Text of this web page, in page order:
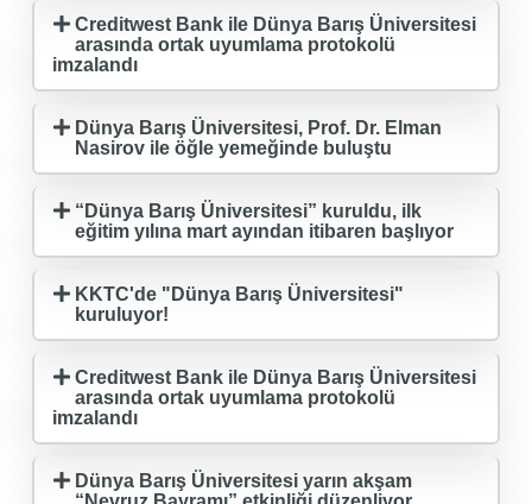
Creditwest Bank ile Dünya Barış Üniversitesi
arasında ortak uyumlama protokolü
imzalandı
Dünya Barış Üniversitesi, Prof. Dr. Elman
Nasirov ile öğle yemeğinde buluştu
“Dünya Barış Üniversitesi” kuruldu, ilk
eğitim yılına mart ayından itibaren başlıyor
KKTC'de "Dünya Barış Üniversitesi"
kuruluyor!
Creditwest Bank ile Dünya Barış Üniversitesi
arasında ortak uyumlama protokolü
imzalandı
Dünya Barış Üniversitesi yarın akşam